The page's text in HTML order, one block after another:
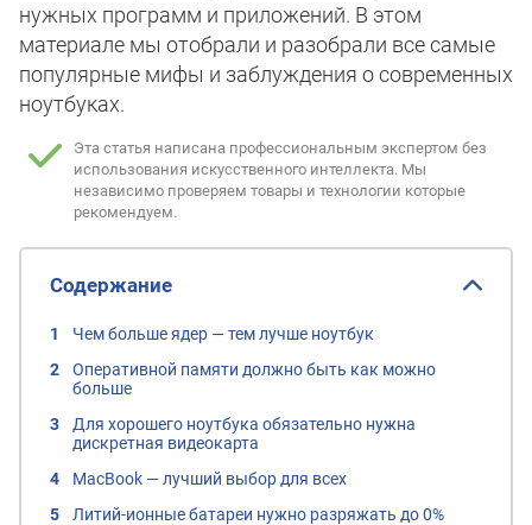
нужных программ и приложений. В этом
материале мы отобрали и разобрали все самые
популярные мифы и заблуждения о современных
ноутбуках.
Эта статья написана профессиональным экспертом без
использования искусственного интеллекта. Мы
независимо проверяем товары и технологии которые
рекомендуем.
Содержание
Чем больше ядер — тем лучше ноутбук
Оперативной памяти должно быть как можно
больше
Для хорошего ноутбука обязательно нужна
дискретная видеокарта
MacBook — лучший выбор для всех
Литий-ионные батареи нужно разряжать до 0%